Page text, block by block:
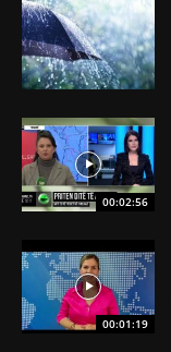
00:02:56
00:01:19